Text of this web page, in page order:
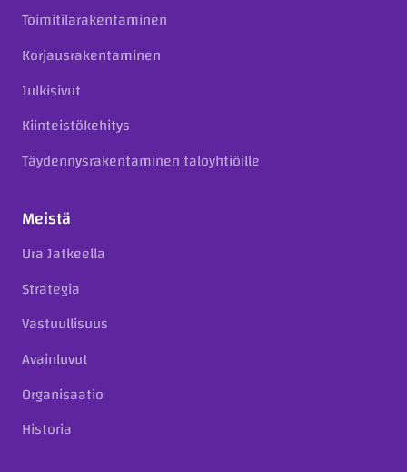
Toimitilarakentaminen
Korjausrakentaminen
Julkisivut
Kiinteistökehitys
Täydennysrakentaminen taloyhtiöille
Meistä
Ura Jatkeella
Strategia
Vastuullisuus
Avainluvut
Organisaatio
Historia